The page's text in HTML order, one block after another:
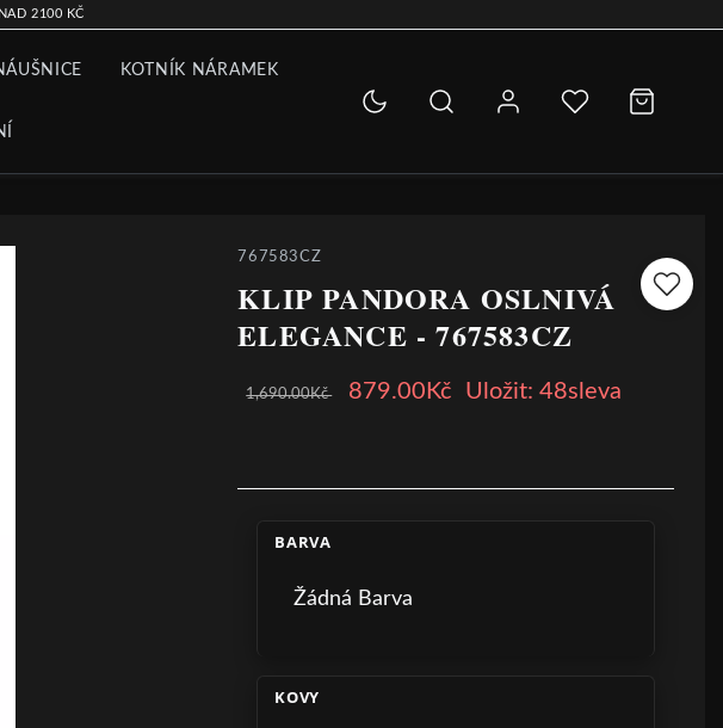
2100 KČ
KOTNÍK NÁRAMEK
767583CZ
KLIP PANDORA OSLNIVÁ
ELEGANCE - 767583CZ
1,690.00Kč 879.00Kč Uložit: 48sleva
BARVA
Žádná Barva
KOVY